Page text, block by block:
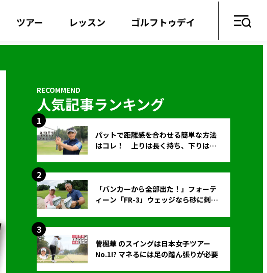
ツアー レッスン ゴルフトゥデイ
人気記事ランキング
パットで距離感を合わせる簡単な方法
はコレ！ 上りは長く持ち、下りは短
「バンカーから全部出た！」フォーテ
ィーン「FR-3」ウェッジなら砂に刺さ
菅楓華 のスイングは日本女子ツアー
No.1!? マネるには足の踏ん張りが必要